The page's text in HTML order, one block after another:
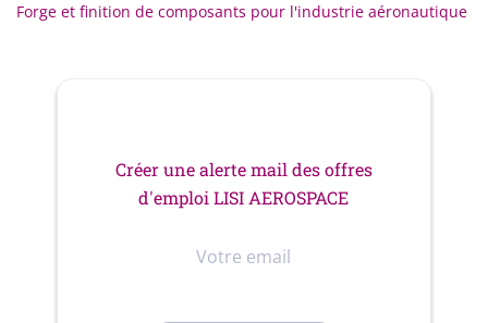
Forge et finition de composants pour l'industrie aéronautique
Créer une alerte mail des offres
d'emploi LISI AEROSPACE